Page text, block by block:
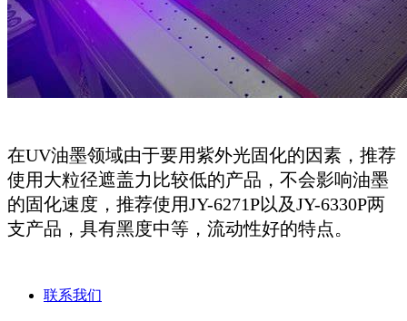
在UV油墨领域由于要用紫外光固化的因素，推荐
使用大粒径遮盖力比较低的产品，不会影响油墨
的固化速度，推荐使用JY-6271P以及JY-6330P两
支产品，具有黑度中等，流动性好的特点。
联系我们